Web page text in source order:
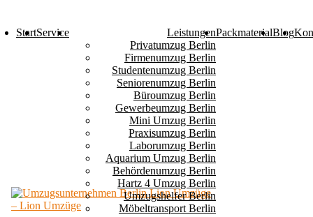
StartService
Leistungen
Privatumzug Berlin
Firmenumzug Berlin
Studentenumzug Berlin
Seniorenumzug Berlin
Büroumzug Berlin
Gewerbeumzug Berlin
Mini Umzug Berlin
Praxisumzug Berlin
Laborumzug Berlin
Aquarium Umzug Berlin
Behördenumzug Berlin
Hartz 4 Umzug Berlin
Umzugshelfer Berlin
Möbeltransport Berlin
PackmaterialBlog